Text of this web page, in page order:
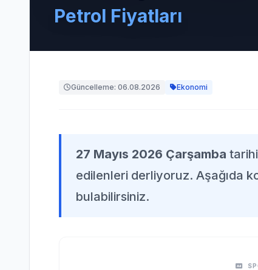
Petrol Fiyatları
Güncelleme: 06.08.2026 Ekonomi
27 Mayıs 2026 Çarşamba
edilenleri derliyoruz. Aşağıda
bulabilirsiniz.